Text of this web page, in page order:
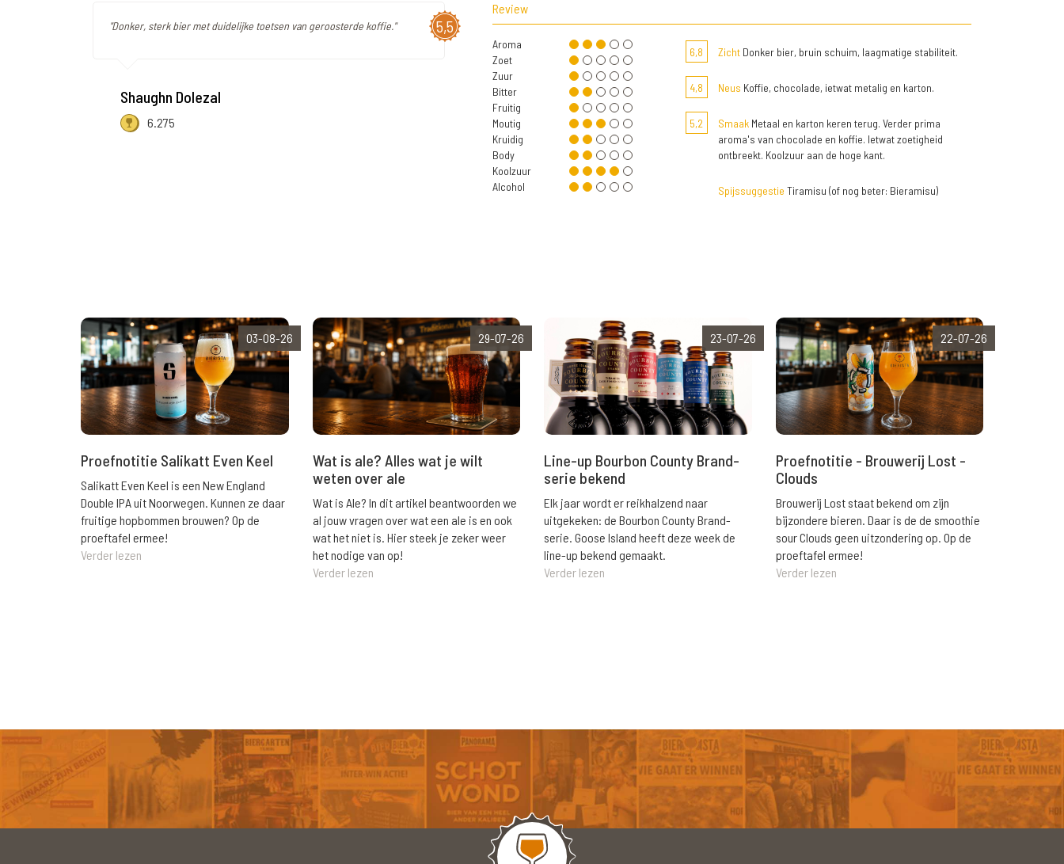
5,5
"Donker, sterk bier met duidelijke toetsen van geroosterde koffie."
Shaughn Dolezal
6.275
Review
Aroma
Zoet
Zuur
Bitter
Fruitig
Moutig
Kruidig
Body
Koolzuur
Alcohol
6,8 ZichtDonker bier, bruin schuim, laagmatige stabiliteit.
4,8 Neus Koffie, chocolade, ietwat metalig en karton.
5,2 SmaakMetaal en karton keren terug. Verder prima
aroma's van chocolade en koffie. Ietwat zoetigheid
ontbreekt. Koolzuur aan de hoge kant.
Spijssuggestie Tiramisu (of nog beter: Bieramisu)
03-08-26
Proefnotitie Salikatt Even Keel
Salikatt Even Keel is een New England
Double IPA uit Noorwegen. Kunnen ze daar
fruitige hopbommen brouwen? Op de
proeftafel ermee!
Verder lezen
29-07-26
Wat is ale? Alles wat je wilt
weten over ale
Wat is Ale? In dit artikel beantwoorden we
al jouw vragen over wat een ale is en ook
wat het niet is. Hier steek je zeker weer
het nodige van op!
Verder lezen
23-07-26
Line-up Bourbon County Brand-
serie bekend
Elk jaar wordt er reikhalzend naar
uitgekeken: de Bourbon County Brand-
serie. Goose Island heeft deze week de
line-up bekend gemaakt.
Verder lezen
22-07-26
Proefnotitie - Brouwerij Lost -
Clouds
Brouwerij Lost staat bekend om zijn
bijzondere bieren. Daar is de de smoothie
sour Clouds geen uitzondering op. Op de
proeftafel ermee!
Verder lezen